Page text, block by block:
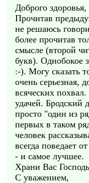
Доброго
Прочитав
не решаюсь
более прочитав
смысле (второй
букв). Однобокое
:-). Могу сказать
очень серьезная,
всяческих
удачей. Бродский
просто "один из
первых в таком
человек
всегда поведает
- и самое лучшее.
Храни Вас
С уважением,